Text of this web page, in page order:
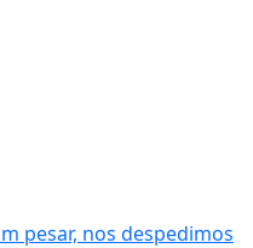
pesar, nos despedimos